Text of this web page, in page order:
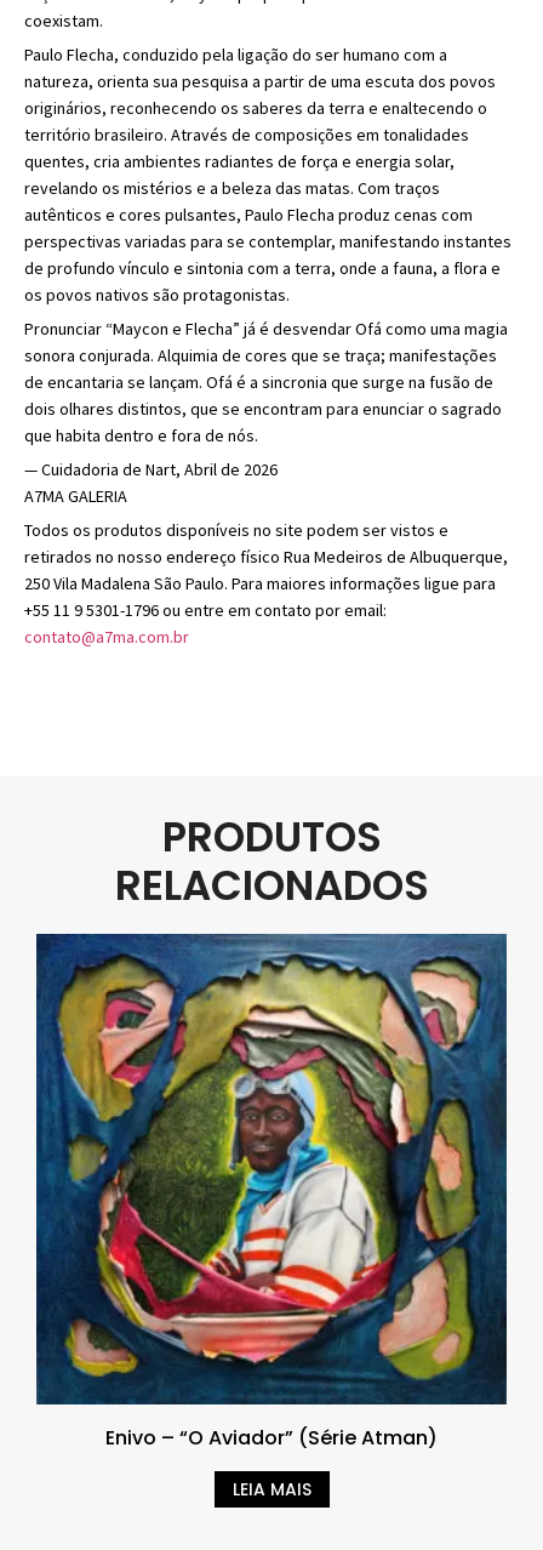
coexistam.
Paulo Flecha, conduzido pela ligação do ser humano com a
natureza, orienta sua pesquisa a partir de uma escuta dos povos
originários, reconhecendo os saberes da terra e enaltecendo o
território brasileiro. Através de composições em tonalidades
quentes, cria ambientes radiantes de força e energia solar,
revelando os mistérios e a beleza das matas. Com traços
autênticos e cores pulsantes, Paulo Flecha produz cenas com
perspectivas variadas para se contemplar, manifestando instantes
de profundo vínculo e sintonia com a terra, onde a fauna, a flora e
os povos nativos são protagonistas.
Pronunciar “Maycon e Flecha” já é desvendar Ofá como uma magia
sonora conjurada. Alquimia de cores que se traça; manifestações
de encantaria se lançam. Ofá é a sincronia que surge na fusão de
dois olhares distintos, que se encontram para enunciar o sagrado
que habita dentro e fora de nós.
— Cuidadoria de Nart, Abril de 2026
A7MA GALERIA
Todos os produtos disponíveis no site podem ser vistos e
retirados no nosso endereço físico Rua Medeiros de Albuquerque,
250 Vila Madalena São Paulo. Para maiores informações ligue para
+55 11 9 5301-1796 ou entre em contato por email:
contato@a7ma.com.br
PRODUTOS
RELACIONADOS
Enivo – “O Aviador” (Série Atman)
LEIA MAIS